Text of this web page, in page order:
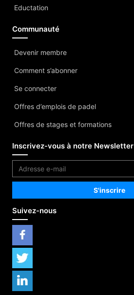
Eductation
Communauté
Devenir membre
Comment s’abonner
Se connecter
Offres d’emplois de padel
Offres de stages et formations
Inscrivez-vous à notre Newsletter
Suivez-nous